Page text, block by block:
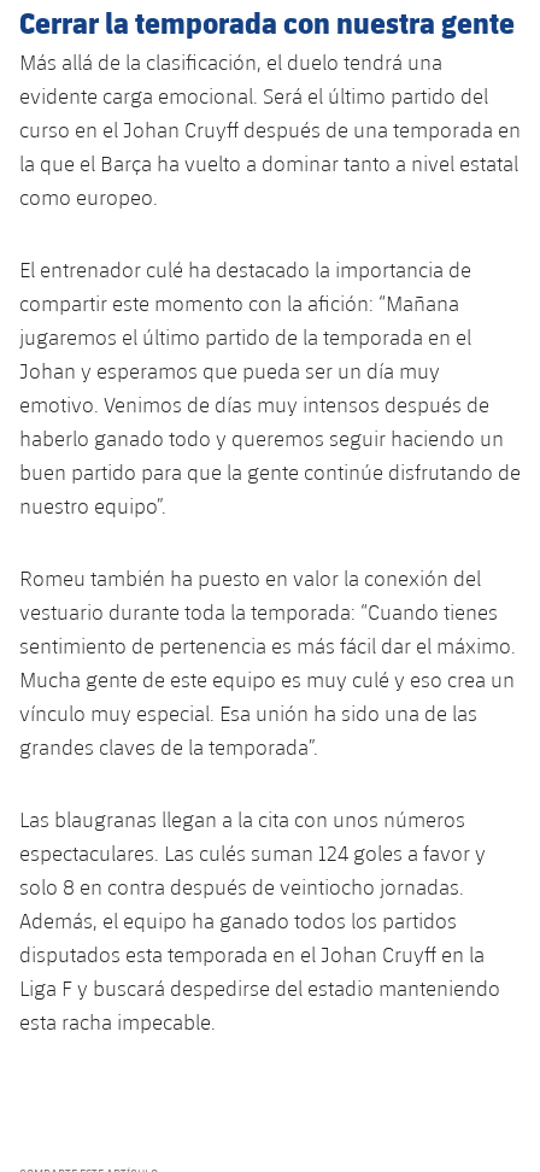
Clasificaciones
Actualidad
Jugadores
Calendario
Clasificaciones
Voleibol
plusicon
más
Noticias
Voleibol masculino
Apúntate a las amateurs
plusicon
más
Apúntate a las amateurs
PLUSICON
MÁS
VALORANT Rising
VALORANT Game Changers
eFootball
Cerrar la temporada con nuestra gente
Más allá de la clasificación, el duelo tendrá una
evidente carga emocional. Será el último partido del
curso en el Johan Cruyff después de una temporada en
la que el Barça ha vuelto a dominar tanto a nivel estatal
como europeo.
El entrenador culé ha destacado la importancia de
compartir este momento con la afición: “Mañana
jugaremos el último partido de la temporada en el
Johan y esperamos que pueda ser un día muy
emotivo. Venimos de días muy intensos después de
haberlo ganado todo y queremos seguir haciendo un
buen partido para que la gente continúe disfrutando de
nuestro equipo”.
Romeu también ha puesto en valor la conexión del
vestuario durante toda la temporada: “Cuando tienes
sentimiento de pertenencia es más fácil dar el máximo.
Mucha gente de este equipo es muy culé y eso crea un
vínculo muy especial. Esa unión ha sido una de las
grandes claves de la temporada”.
Las blaugranas llegan a la cita con unos números
espectaculares. Las culés suman 124 goles a favor y
solo 8 en contra después de veintiocho jornadas.
Además, el equipo ha ganado todos los partidos
disputados esta temporada en el Johan Cruyff en la
Liga F y buscará despedirse del estadio manteniendo
esta racha impecable.